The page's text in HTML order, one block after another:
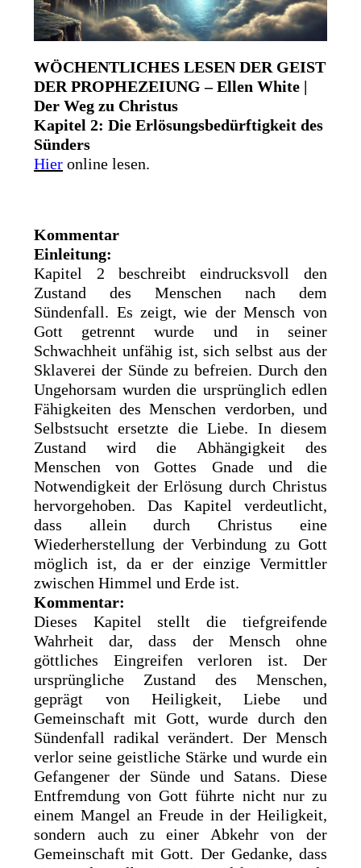
WÖCHENTLICHES LESEN DER GEIST
DER PROPHEZEIUNG – Ellen White |
Der Weg zu Christus
Kapitel 2: Die Erlösungsbedürftigkeit des
Sünders
Hier online lesen.
Kommentar
Einleitung:
Kapitel 2 beschreibt eindrucksvoll den
Zustand des Menschen nach dem
Sündenfall. Es zeigt, wie der Mensch von
Gott getrennt wurde und in seiner
Schwachheit unfähig ist, sich selbst aus der
Sklaverei der Sünde zu befreien. Durch den
Ungehorsam wurden die ursprünglich edlen
Fähigkeiten des Menschen verdorben, und
Selbstsucht ersetzte die Liebe. In diesem
Zustand wird die Abhängigkeit des
Menschen von Gottes Gnade und die
Notwendigkeit der Erlösung durch Christus
hervorgehoben. Das Kapitel verdeutlicht,
dass allein durch Christus eine
Wiederherstellung der Verbindung zu Gott
möglich ist, da er der einzige Vermittler
zwischen Himmel und Erde ist.
Kommentar:
Dieses Kapitel stellt die tiefgreifende
Wahrheit dar, dass der Mensch ohne
göttliches Eingreifen verloren ist. Der
ursprüngliche Zustand des Menschen,
geprägt von Heiligkeit, Liebe und
Gemeinschaft mit Gott, wurde durch den
Sündenfall radikal verändert. Der Mensch
verlor seine geistliche Stärke und wurde ein
Gefangener der Sünde und Satans. Diese
Entfremdung von Gott führte nicht nur zu
einem Mangel an Freude in der Heiligkeit,
sondern auch zu einer Abkehr von der
Gemeinschaft mit Gott. Der Gedanke, dass